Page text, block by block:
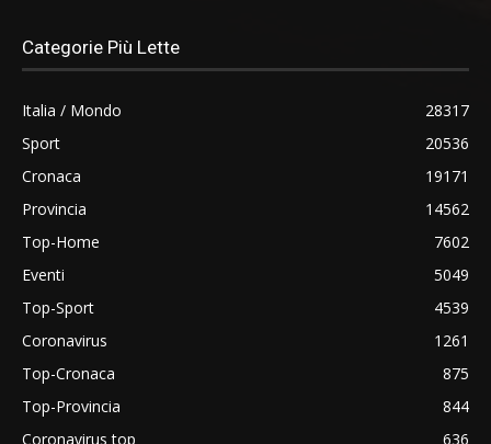
Categorie Più Lette
Italia / Mondo
28317
Sport
20536
Cronaca
19171
Provincia
14562
Top-Home
7602
Eventi
5049
Top-Sport
4539
Coronavirus
1261
Top-Cronaca
875
Top-Provincia
844
Coronavirus top
636